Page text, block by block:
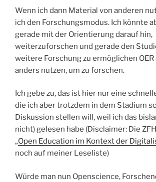
Wenn ich dann Material von anderen
ich den Forschungsmodus. Ich könnte
gerade mit der Orientierung darauf hin,
weiterzuforschen und gerade den
weitere Forschung zu ermöglichen
anders nutzen, um zu forschen.
Ich gebe zu, das ist hier nur eine
die ich aber trotzdem in dem Stadium
Diskussion stellen will, weil ich das
nicht) gelesen habe (Disclaimer: Die
„Open Education im Kontext der
noch auf meiner Leseliste)
Würde man nun Openscience,